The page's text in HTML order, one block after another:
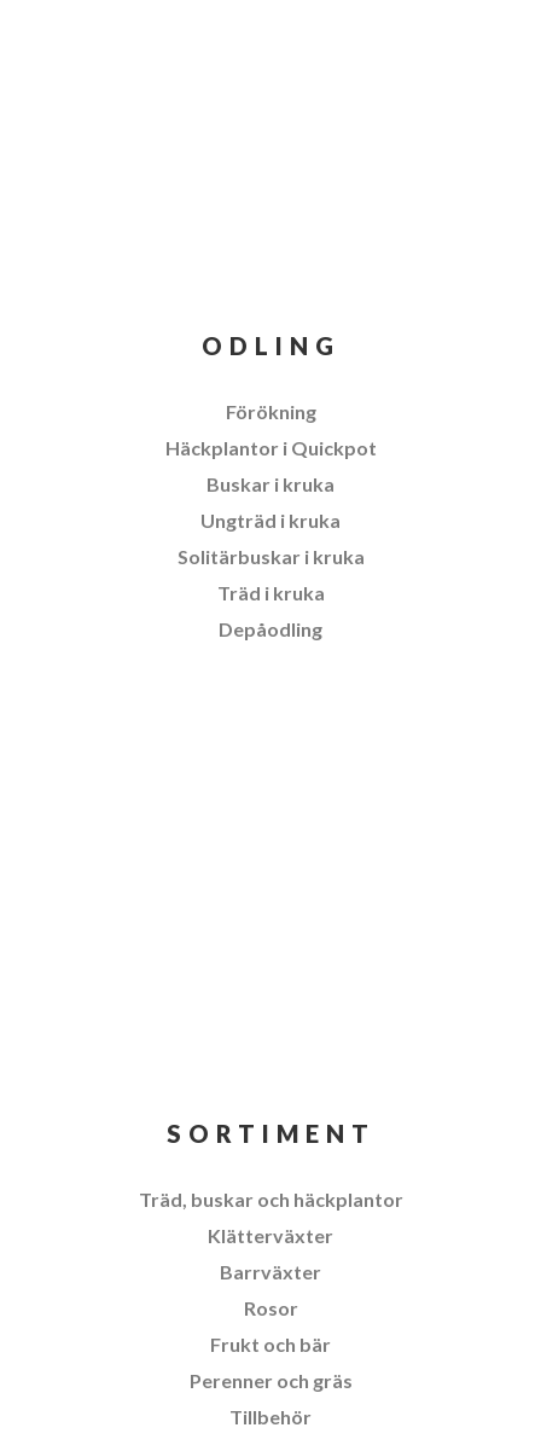
ODLING
Förökning
Häckplantor i Quickpot
Buskar i kruka
Ungträd i kruka
Solitärbuskar i kruka
Träd i kruka
Depåodling
SORTIMENT
Träd, buskar och häckplantor
Klätterväxter
Barrväxter
Rosor
Frukt och bär
Perenner och gräs
Tillbehör